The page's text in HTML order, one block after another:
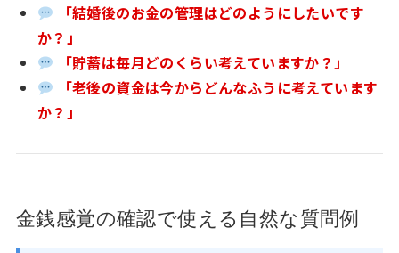
「結婚後のお金の管理はどのようにしたいです
か？」
「貯蓄は毎月どのくらい考えていますか？」
「老後の資金は今からどんなふうに考えています
か？」
金銭感覚の確認で使える自然な質問例